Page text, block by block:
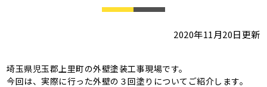
2020年11月20日更新
埼玉県児玉郡上里町の外壁塗装工事現場です。
今回は、実際に行った外壁の３回塗りについてご紹介します。